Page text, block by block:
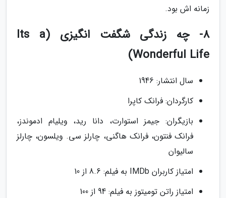
زمانه اش بود.
8- چه زندگی شگفت انگیزی (Its a
Wonderful Life)
سال انتشار: 1946
کارگردان: فرانک کاپرا
بازیگران: جیمز استوارت، دانا رید، ویلیام ادموندز،
فرانک فنتون، فرانک هاگنی، چارلز سی. ویلسون، چارلز
سالیوان
امتیاز کاربران IMDb به فیلم: 8.6 از 10
امتیاز راتن تومیتوز به فیلم: 94 از 100